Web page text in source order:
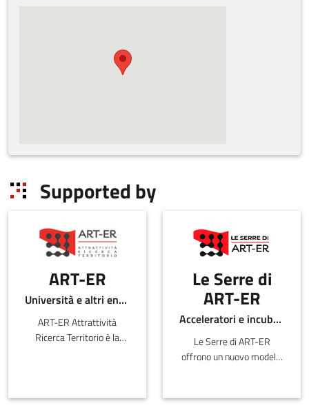
Supported by
ART-ER
Università e altri enti pubblici
ART-ER Attrattività
Ricerca Territorio è la
favorire la crescita
Le Serre di
ART-ER
Acceleratori e incubatori di in-ER
Le Serre di ART-ER
offrono un nuovo modello
da percorsi di